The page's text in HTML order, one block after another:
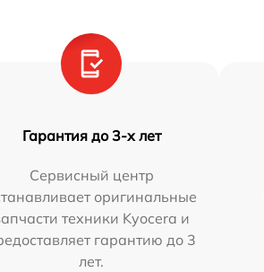
Гарантия до 3-х лет
Сервисный центр
оригинальные
техники Kyocera и
гарантию до 3
лет.